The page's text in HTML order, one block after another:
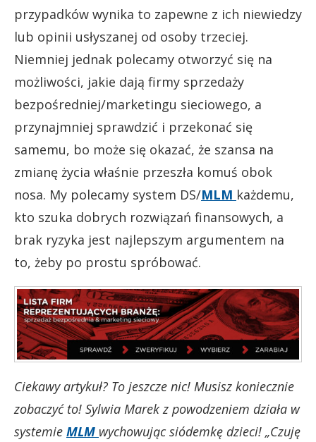
przypadków wynika to zapewne z ich niewiedzy
lub opinii usłyszanej od osoby trzeciej.
Niemniej jednak polecamy otworzyć się na
możliwości, jakie dają firmy sprzedaży
bezpośredniej/marketingu sieciowego, a
przynajmniej sprawdzić i przekonać się
samemu, bo może się okazać, że szansa na
zmianę życia właśnie przeszła komuś obok
nosa. My polecamy system DS/MLM każdemu,
kto szuka dobrych rozwiązań finansowych, a
brak ryzyka jest najlepszym argumentem na
to, żeby po prostu spróbować.
Ciekawy artykuł? To jeszcze nic! Musisz koniecznie
zobaczyć to! Sylwia Marek z powodzeniem działa w
systemie MLM wychowując siódemkę dzieci! „Czuję